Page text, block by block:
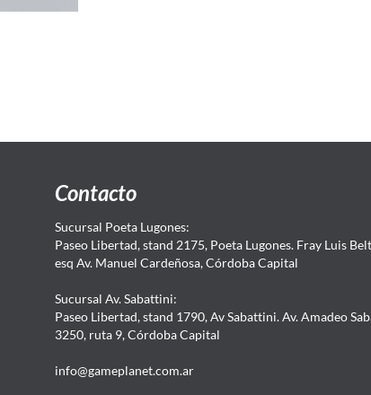
Contacto
Sucursal Poeta Lugones:
Paseo Libertad, stand 2175, Poeta Lugones. Fray Luis
esq Av. Manuel Cardeñosa, Córdoba Capital
Sucursal Av. Sabattini:
Paseo Libertad, stand 1790, Av Sabattini. Av. Amadeo
3250, ruta 9, Córdoba Capital
info@gameplanet.com.ar